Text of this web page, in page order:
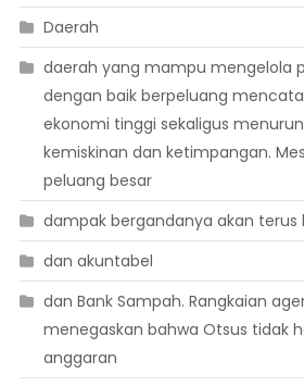
Daerah
daerah yang mampu mengelola
dengan baik berpeluang
ekonomi tinggi sekaligus
kemiskinan dan ketimpangan.
peluang besar
dampak bergandanya akan terus
dan akuntabel
dan Bank Sampah. Rangkaian
menegaskan bahwa Otsus tidak
anggaran